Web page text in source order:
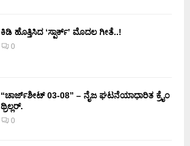
ಕಿಡಿ‌‌ ಹೊತ್ತಿಸಿದ ‘ಸ್ಪಾರ್ಕ್’ ಮೊದಲ‌ ಗೀತೆ..!
0
“ಚಾರ್ಜ್‌ಶೀಟ್ 03-08” – ನೈಜ ಘಟನೆಯಾಧಾರಿತ ಕ್ರೈಂ
ಥ್ರಿಲ್ಲರ್.
0